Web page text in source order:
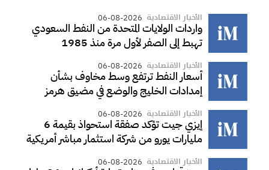
الأخبار الاقتصادية 06-08-2026
واردات الولايات المتحدة من النفط السعودي
تهبط إلى الصفر لأول مرة منذ 1985
الأخبار الاقتصادية 06-08-2026
أسعار النفط ترتفع وسط مخاوف بشأن
إمدادات الخليج والوضع في مضيق هرمز
الأخبار الاقتصادية 06-08-2026
إيزي جيت تؤكد صفقة استحواذ بقيمة 6
مليارات يورو من شركة استثمار مباشر أمريكية
الأخبار الاقتصادية 06-08-2026